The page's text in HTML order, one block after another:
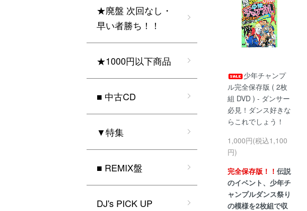
少年チャンプ
ル完全保存版 ( 2枚
組 DVD ) - ダンサー
必見！ダンス好きな
らこれでしょう！
1,000円(税込1,100
円)
完全保存版！！ 伝説
のイベント、少年チ
ャンプルダンス祭り
の模様を2枚組で収
★廃盤 次回なし・
早い者勝ち！！
★1000円以下商品
■ 中古CD
▼特集
■ REMIX盤
DJ's PICK UP